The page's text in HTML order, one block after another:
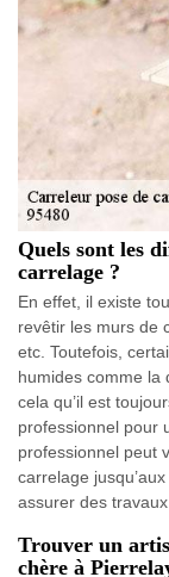
Quels sont les
carrelage ?
En effet, il existe
revêtir les murs de
etc. Toutefois,
humides comme la
cela qu’il est
professionnel pour
professionnel peut
carrelage
assurer des
Trouver un
chère à